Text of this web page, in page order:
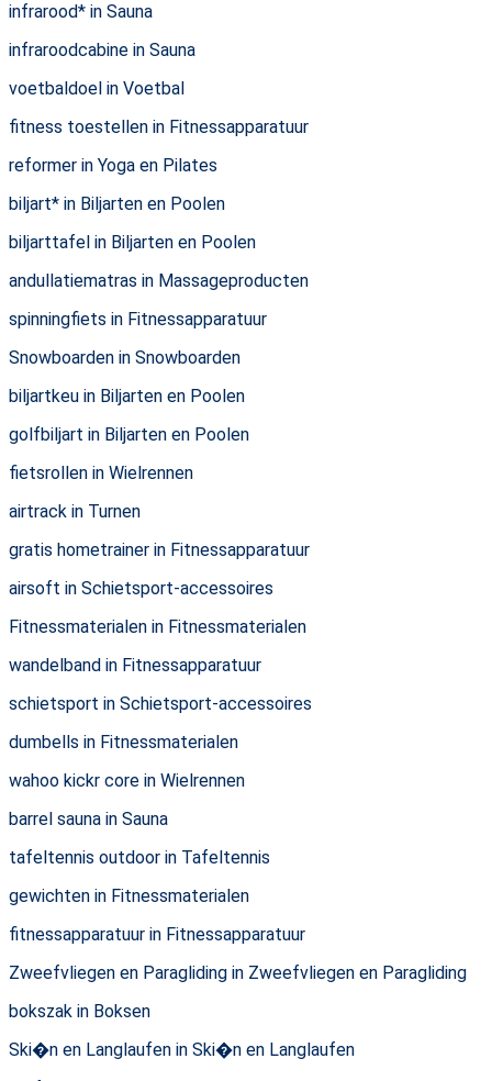
infrarood* in Sauna
infraroodcabine in Sauna
voetbaldoel in Voetbal
fitness toestellen in Fitnessapparatuur
reformer in Yoga en Pilates
biljart* in Biljarten en Poolen
biljarttafel in Biljarten en Poolen
andullatiematras in Massageproducten
spinningfiets in Fitnessapparatuur
Snowboarden in Snowboarden
biljartkeu in Biljarten en Poolen
golfbiljart in Biljarten en Poolen
fietsrollen in Wielrennen
airtrack in Turnen
gratis hometrainer in Fitnessapparatuur
airsoft in Schietsport-accessoires
Fitnessmaterialen in Fitnessmaterialen
wandelband in Fitnessapparatuur
schietsport in Schietsport-accessoires
dumbells in Fitnessmaterialen
wahoo kickr core in Wielrennen
barrel sauna in Sauna
tafeltennis outdoor in Tafeltennis
gewichten in Fitnessmaterialen
fitnessapparatuur in Fitnessapparatuur
Zweefvliegen en Paragliding in Zweefvliegen en Paragliding
bokszak in Boksen
Ski�n en Langlaufen in Ski�n en Langlaufen